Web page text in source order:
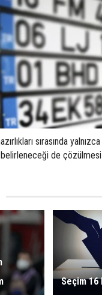
sırasında
belirleneceği de
Seçim 16